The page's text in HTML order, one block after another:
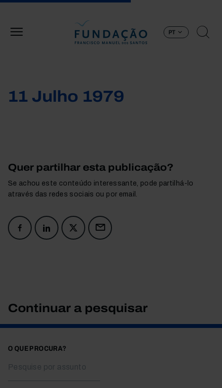
PT
11 Julho 1979
Quer partilhar esta publicação?
Se achou este conteúdo interessante, pode partilhá-lo
através das redes sociais ou por email.
Continuar a pesquisar
O QUE PROCURA?